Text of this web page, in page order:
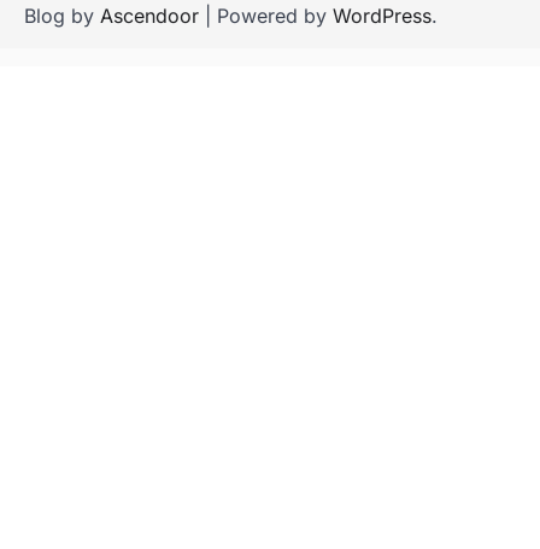
Blog by Ascendoor | Powered by WordPress.